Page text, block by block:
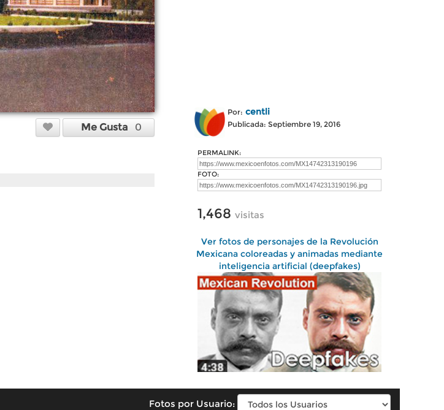
Me Gusta 0
Por: centli
Publicada: Septiembre 19, 2016
PERMALINK:
FOTO:
1,468 visitas
Ver fotos de personajes de la Revolución
Mexicana coloreadas y animadas mediante
inteligencia artificial (deepfakes)
Fotos por Usuario: